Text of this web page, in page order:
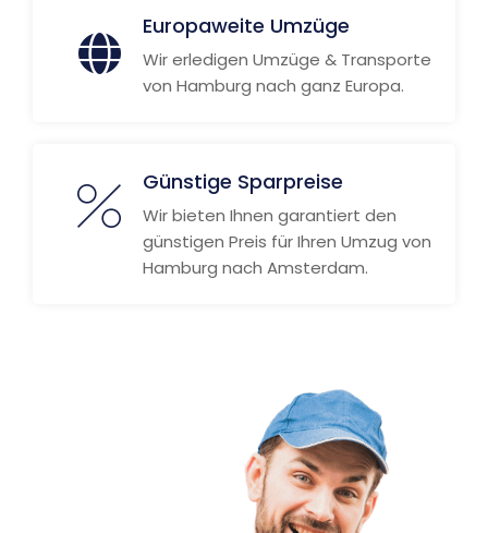
Europaweite Umzüge
Wir erledigen Umzüge & Transporte
von Hamburg nach ganz Europa.
Günstige Sparpreise
Wir bieten Ihnen garantiert den
günstigen Preis für Ihren Umzug von
Hamburg nach Amsterdam.